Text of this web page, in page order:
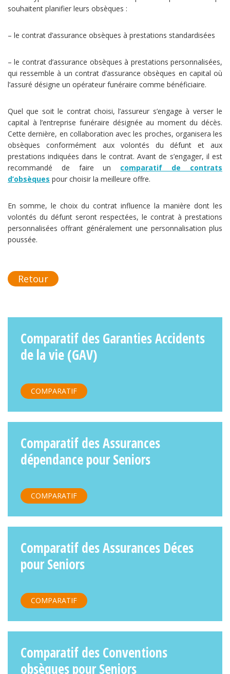
souhaitent planifier leurs obsèques :
– le contrat d’assurance obsèques à prestations standardisées
– le contrat d’assurance obsèques à prestations personnalisées,
qui ressemble à un contrat d’assurance obsèques en capital où
l’assuré désigne un opérateur funéraire comme bénéficiaire.
Quel que soit le contrat choisi, l’assureur s’engage à verser le
capital à l’entreprise funéraire désignée au moment du décès.
Cette dernière, en collaboration avec les proches, organisera les
obsèques conformément aux volontés du défunt et aux
prestations indiquées dans le contrat. Avant de s’engager, il est
recommandé de faire un comparatif de contrats
d’obsèques pour choisir la meilleure offre.
En somme, le choix du contrat influence la manière dont les
volontés du défunt seront respectées, le contrat à prestations
personnalisées offrant généralement une personnalisation plus
poussée.
Retour
Comparatif des Garanties Accidents
de la vie (GAV)
COMPARATIF
Comparatif des Assurances
dépendance pour Seniors
COMPARATIF
Comparatif des Assurances Déces
pour Seniors
COMPARATIF
Comparatif des Conventions
obsèques pour Seniors